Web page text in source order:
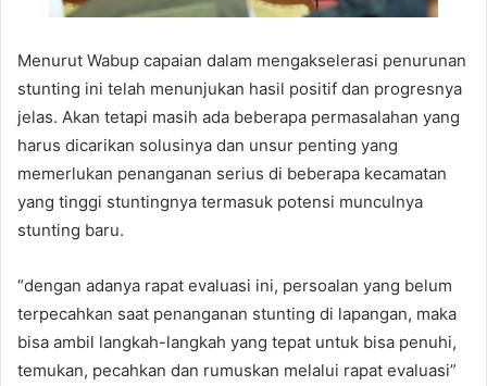
Menurut Wabup capaian dalam mengakselerasi penurunan
stunting ini telah menunjukan hasil positif dan progresnya
jelas. Akan tetapi masih ada beberapa permasalahan yang
harus dicarikan solusinya dan unsur penting yang
memerlukan penanganan serius di beberapa kecamatan
yang tinggi stuntingnya termasuk potensi munculnya
stunting baru.
“dengan adanya rapat evaluasi ini, persoalan yang belum
terpecahkan saat penanganan stunting di lapangan, maka
bisa ambil langkah-langkah yang tepat untuk bisa penuhi,
temukan, pecahkan dan rumuskan melalui rapat evaluasi”